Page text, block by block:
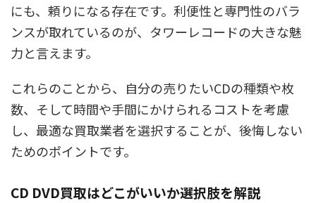
にも、頼りになる存在です。利便性と専門性のバラ
ンスが取れているのが、タワーレコードの大きな魅
力と言えます。
これらのことから、自分の売りたいCDの種類や枚
数、そして時間や手間にかけられるコストを考慮
し、最適な買取業者を選択することが、後悔しない
ためのポイントです。
CD DVD買取はどこがいいか選択肢を解説